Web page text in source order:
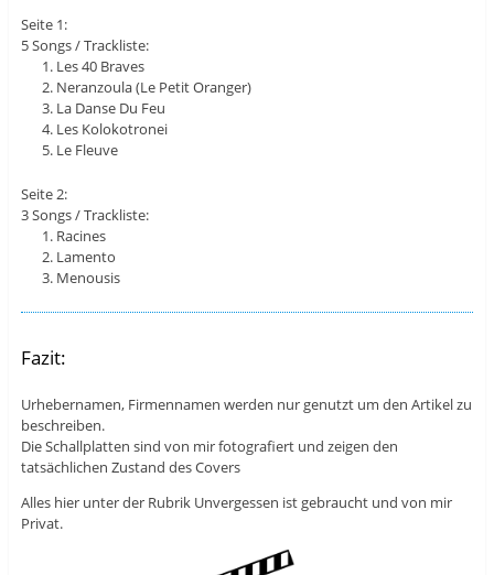
Seite 1:
5 Songs / Trackliste:
Les 40 Braves
Neranzoula (Le Petit Oranger)
La Danse Du Feu
Les Kolokotronei
Le Fleuve
Seite 2:
3 Songs / Trackliste:
Racines
Lamento
Menousis
Fazit:
Urhebernamen, Firmennamen werden nur genutzt um den Artikel zu
beschreiben.
Die Schallplatten sind von mir fotografiert und zeigen den
tatsächlichen Zustand des Covers
Alles hier unter der Rubrik Unvergessen ist gebraucht und von mir
Privat.